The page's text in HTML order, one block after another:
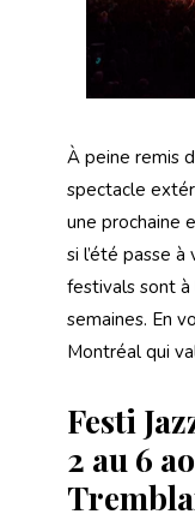
À peine remis
spectacle
une prochaine
si l’été passe
festivals sont à
semaines. En
Montréal qui
Festi
2 au 6